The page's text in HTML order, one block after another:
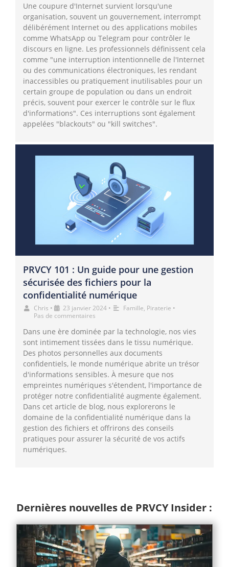
Une coupure d'Internet survient lorsqu'une
organisation, souvent un gouvernement, interrompt
délibérément Internet ou des applications mobiles
comme WhatsApp ou Telegram pour contrôler le
discours en ligne. Les professionnels définissent cela
comme "une interruption intentionnelle de l'Internet
ou des communications électroniques, les rendant
inaccessibles ou pratiquement inutilisables pour un
certain groupe de population ou dans un endroit
précis, souvent pour exercer le contrôle sur le flux
d'informations". Ces interruptions sont également
appelées "blackouts" ou "kill switches".
PRVCY 101 : Un guide pour une gestion
sécurisée des fichiers pour la
confidentialité numérique
Chris • 23 janvier 2024 • Famille, Piraterie •
Pas de commentaires
Dans une ère dominée par la technologie, nos vies
sont intimement tissées dans le tissu numérique.
Des photos personnelles aux documents
confidentiels, le monde numérique abrite un trésor
d'informations sensibles. À mesure que nos
empreintes numériques s'étendent, l'importance de
protéger notre confidentialité augmente également.
Dans cet article de blog, nous explorerons le
domaine de la confidentialité numérique dans la
gestion des fichiers et offrirons des conseils
pratiques pour assurer la sécurité de vos actifs
numériques.
Dernières nouvelles de PRVCY Insider :